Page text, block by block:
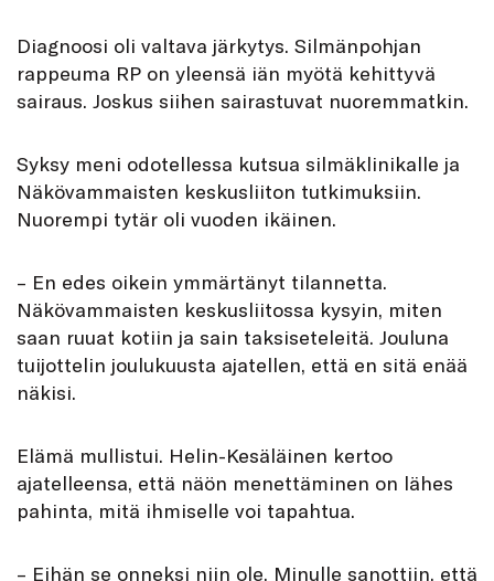
Diagnoosi oli valtava järkytys. Silmänpohjan
rappeuma RP on yleensä iän myötä kehittyvä
sairaus. Joskus siihen sairastuvat nuoremmatkin.
Syksy meni odotellessa kutsua silmäklinikalle ja
Näkövammaisten keskusliiton tutkimuksiin.
Nuorempi tytär oli vuoden ikäinen.
– En edes oikein ymmärtänyt tilannetta.
Näkövammaisten keskusliitossa kysyin, miten
saan ruuat kotiin ja sain taksiseteleitä. Jouluna
tuijottelin joulukuusta ajatellen, että en sitä enää
näkisi.
Elämä mullistui. Helin-Kesäläinen kertoo
ajatelleensa, että näön menettäminen on lähes
pahinta, mitä ihmiselle voi tapahtua.
– Eihän se onneksi niin ole. Minulle sanottiin, että